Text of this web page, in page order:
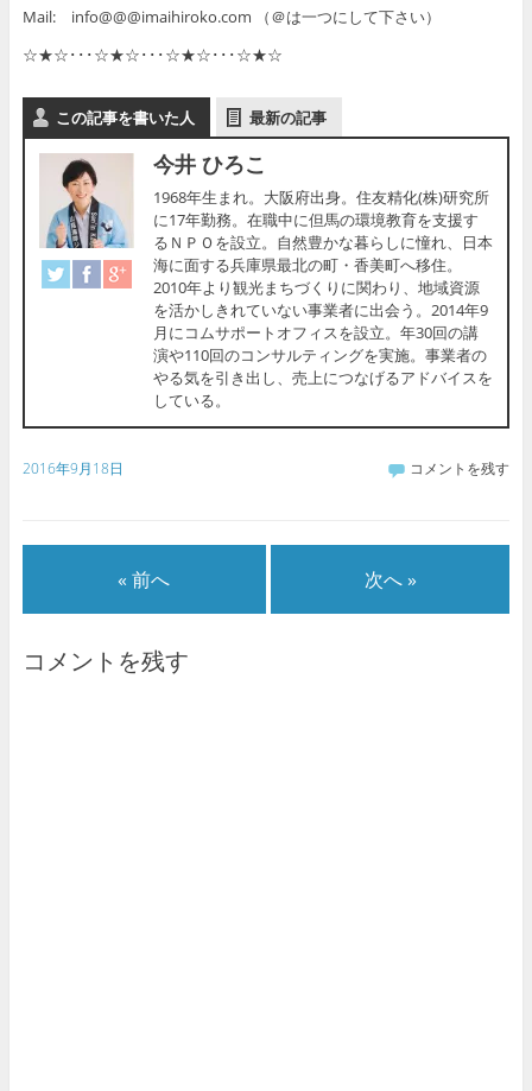
Mail: info@@@imaihiroko.com （＠は一つにして下さい）
☆★☆･･･☆★☆･･･☆★☆･･･☆★☆
この記事を書いた人 最新の記事
今井 ひろこ
1968年生まれ。大阪府出身。住友精化(株)研究所
に17年勤務。在職中に但馬の環境教育を支援す
るＮＰＯを設立。自然豊かな暮らしに憧れ、日本
海に面する兵庫県最北の町・香美町へ移住。
2010年より観光まちづくりに関わり、地域資源
を活かしきれていない事業者に出会う。2014年9
月にコムサポートオフィスを設立。年30回の講
演や110回のコンサルティングを実施。事業者の
やる気を引き出し、売上につなげるアドバイスを
している。
2016年9月18日 コメントを残す
« 前へ 次へ »
コメントを残す